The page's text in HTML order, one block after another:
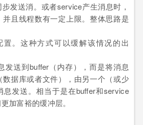
发送消。或者service产生消息时，
且线程数有一定上限。整体思路是
置。这种方式可以缓解该情况的出
发送到buffer（内存），而是将消息
据库或者文件），由另一个（或少
息发送。相当于是在buffer和service
加富裕的缓冲层。